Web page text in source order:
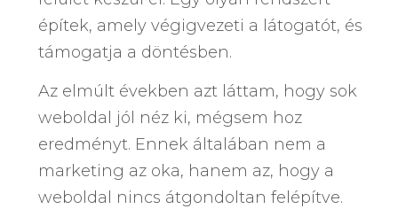
építek, amely végigvezeti a látogatót, és
támogatja a döntésben.
Az elmúlt években azt láttam, hogy sok
weboldal jól néz ki, mégsem hoz
eredményt. Ennek általában nem a
marketing az oka, hanem az, hogy a
weboldal nincs átgondoltan felépítve.